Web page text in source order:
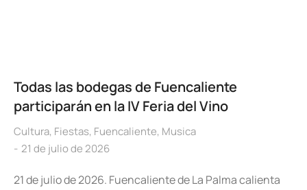
Todas las bodegas de Fuencaliente
participarán en la IV Feria del Vino
Cultura, Fiestas, Fuencaliente, Musica
21 de julio de 2026
21 de julio de 2026. Fuencaliente de La Palma calienta